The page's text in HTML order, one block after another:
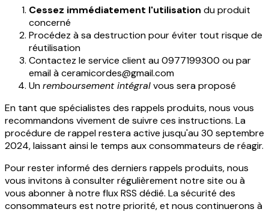
Cessez immédiatement l'utilisation du produit
concerné
Procédez à sa destruction pour éviter tout risque de
réutilisation
Contactez le service client au 0977199300 ou par
email à ceramicordes@gmail.com
Unremboursement intégralvous sera proposé
En tant que spécialistes des rappels produits, nous vous
recommandons vivement de suivre ces instructions. La
procédure de rappel restera active jusqu'au 30 septembre
2024, laissant ainsi le temps aux consommateurs de réagir.
Pour rester informé des derniers rappels produits, nous
vous invitons à consulter régulièrement notre site ou à
vous abonner à notre flux RSS dédié. La sécurité des
consommateurs est notre priorité, et nous continuerons à